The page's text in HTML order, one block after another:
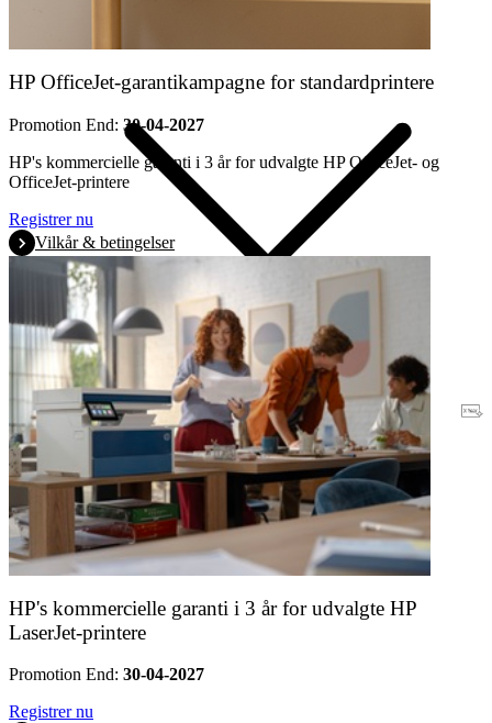
Garanti
HP OfficeJet-garantikampagne for standardprintere
Promotion End: 30-04-2027
HP's kommercielle garanti i 3 år for udvalgte HP OfficeJet- og
OfficeJet-printere
Registrer nu
Vilkår & betingelser
HP's kommercielle garanti i 3 år for udvalgte HP
LaserJet-printere
Promotion End: 30-04-2027
Registrer nu